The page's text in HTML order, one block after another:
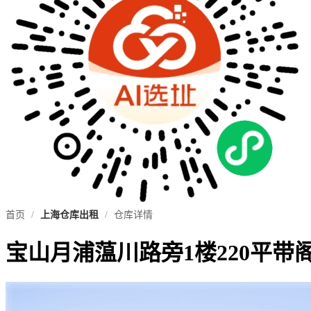
首页 / 上海仓库出租 / 仓库详情
宝山月浦蕰川路旁1楼220平带